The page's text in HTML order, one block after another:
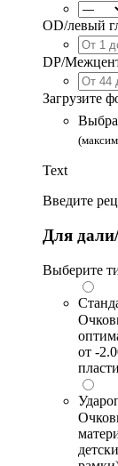
OD/левый
DP/
Загрузите
Text
Введите
Для
Выберите
от -